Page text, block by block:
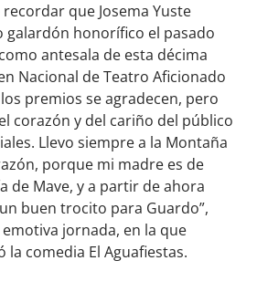
que Josema Yuste
galardón honorífico el pasado
antesala de esta décima
Nacional de Teatro Aficionado
premios se agradecen, pero
corazón y del cariño del público
Llevo siempre a la Montaña
porque mi madre es de
de Mave, y a partir de ahora
buen trocito para Guardo”,
jornada, en la que
comedia El Aguafiestas.